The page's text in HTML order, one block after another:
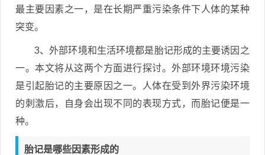
最主要因素之一，是在长期严重污染条件下人体的某种
突变。
3、外部环境和生活环境都是胎记形成的主要诱因之
一。本文将从这两个方面进行探讨。外部环境环境污染
是引起胎记的主要原因之一。人体在受到外界污染环境
的刺激后，自身会出现不同的表现方式，而胎记便是一
种。
胎记是哪些因素形成的